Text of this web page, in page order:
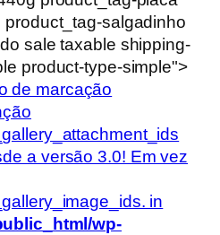
salgadinho
sale taxable shipping-
product-type-simple">
a versão 3.0! Em vez
in
wp-